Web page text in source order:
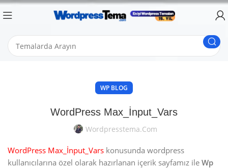
WP BLOG
WordPress Max_İnput_Vars
Wordpresstema.com
WordPress Max_İnput_Vars konusunda wordpress
kullanıcılarına özel olarak hazırlanan içerik sayfamız ile Wp